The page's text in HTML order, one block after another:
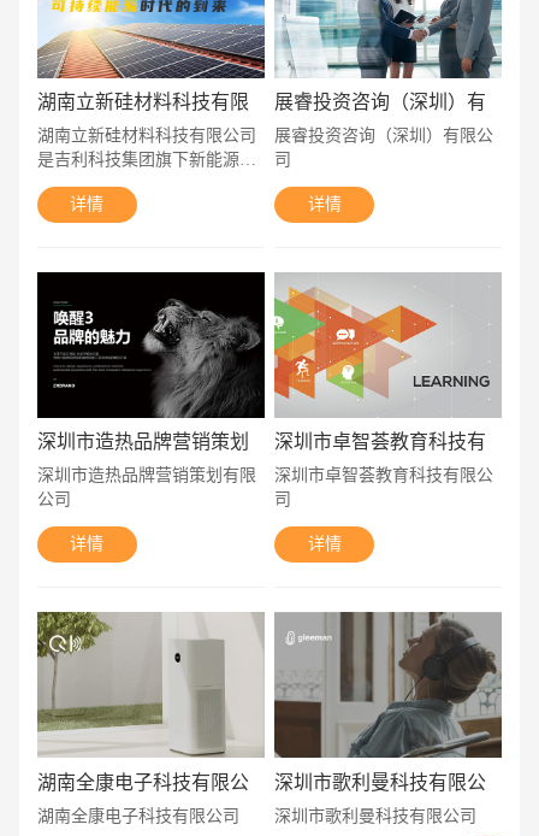
湖南立新硅材料科技有限
公司
湖南立新硅材料科技有限公司
是吉利科技集团旗下新能源光
伏板块的主要业务公司之一。
详情
展睿投资咨询（深圳）有
限公司
展睿投资咨询（深圳）有限公
司
详情
深圳市造热品牌营销策划
有限公司
深圳市造热品牌营销策划有限
公司
详情
深圳市卓智荟教育科技有
限公司
深圳市卓智荟教育科技有限公
司
详情
湖南全康电子科技有限公
司
湖南全康电子科技有限公司
深圳市歌利曼科技有限公
司
深圳市歌利曼科技有限公司
电话 微信号